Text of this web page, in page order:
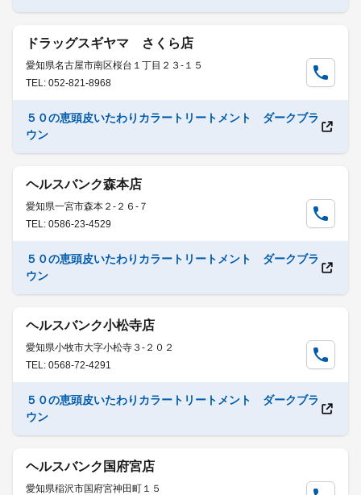
ドラッグスギヤマ さくら店
愛知県名古屋市南区桜台１丁目２３-１５
TEL: 052-821-8968
５０の恵頭皮いたわりカラートリートメント ダークブラ
ウン
ヘルスバンク森本店
愛知県一宮市森本２-２６-７
TEL: 0586-23-4529
５０の恵頭皮いたわりカラートリートメント ダークブラ
ウン
ヘルスバンク小松寺店
愛知県小牧市大字小松寺３-２０２
TEL: 0568-72-4291
５０の恵頭皮いたわりカラートリートメント ダークブラ
ウン
ヘルスバンク国府宮店
愛知県稲沢市国府宮神田町１５